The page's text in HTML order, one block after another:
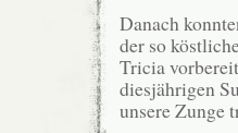
Danach
der so
Tricia
diesjährigen
unsere Zunge